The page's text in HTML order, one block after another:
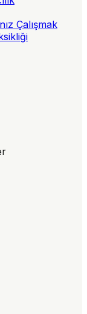
Çalışmak